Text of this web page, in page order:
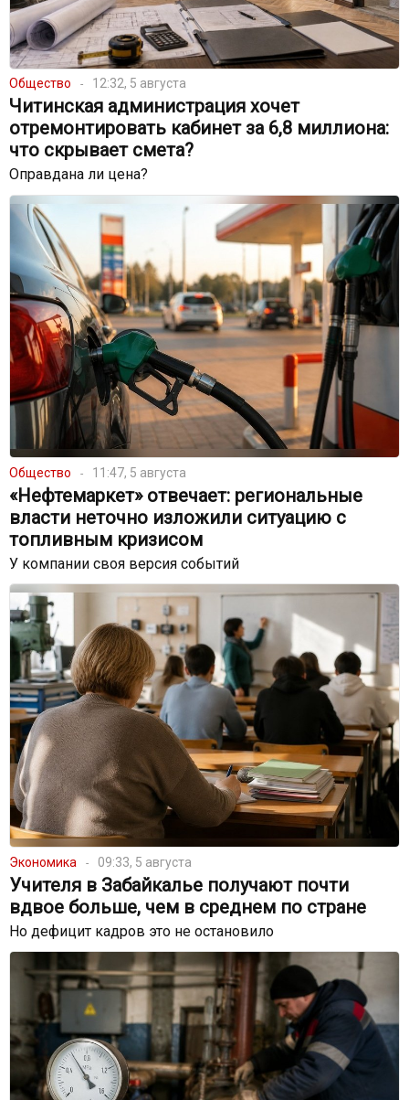
Общество 12:32, 5 августа
Читинская администрация хочет
отремонтировать кабинет за 6,8 миллиона:
что скрывает смета?
Оправдана ли цена?
Общество 11:47, 5 августа
«Нефтемаркет» отвечает: региональные
власти неточно изложили ситуацию с
топливным кризисом
У компании своя версия событий
Экономика 09:33, 5 августа
Учителя в Забайкалье получают почти
вдвое больше, чем в среднем по стране
Но дефицит кадров это не остановило